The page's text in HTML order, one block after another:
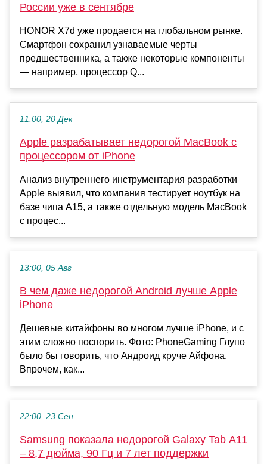
России уже в сентябре
HONOR X7d уже продается на глобальном рынке.
Смартфон сохранил узнаваемые черты
предшественника, а также некоторые компоненты
— например, процессор Q...
11:00, 20 Дек
Apple разрабатывает недорогой MacBook с
процессором от iPhone
Анализ внутреннего инструментария разработки
Apple выявил, что компания тестирует ноутбук на
базе чипа A15, а также отдельную модель MacBook
с процес...
13:00, 05 Авг
В чем даже недорогой Android лучше Apple
iPhone
Дешевые китайфоны во многом лучше iPhone, и с
этим сложно поспорить. Фото: PhoneGaming Глупо
было бы говорить, что Андроид круче Айфона.
Впрочем, как...
22:00, 23 Сен
Samsung показала недорогой Galaxy Tab A11
– 8,7 дюйма, 90 Гц и 7 лет поддержки